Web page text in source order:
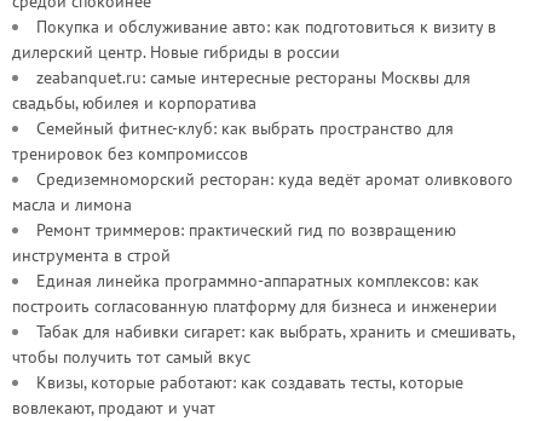
Покупка и обслуживание авто: как подготовиться к визиту в
дилерский центр. Новые гибриды в россии
zeabanquet.ru: самые интересные рестораны Москвы для
свадьбы, юбилея и корпоратива
Семейный фитнес-клуб: как выбрать пространство для
тренировок без компромиссов
Средиземноморский ресторан: куда ведёт аромат оливкового
масла и лимона
Ремонт триммеров: практический гид по возвращению
инструмента в строй
Единая линейка программно-аппаратных комплексов: как
построить согласованную платформу для бизнеса и инженерии
Табак для набивки сигарет: как выбрать, хранить и смешивать,
чтобы получить тот самый вкус
Квизы, которые работают: как создавать тесты, которые
вовлекают, продают и учат